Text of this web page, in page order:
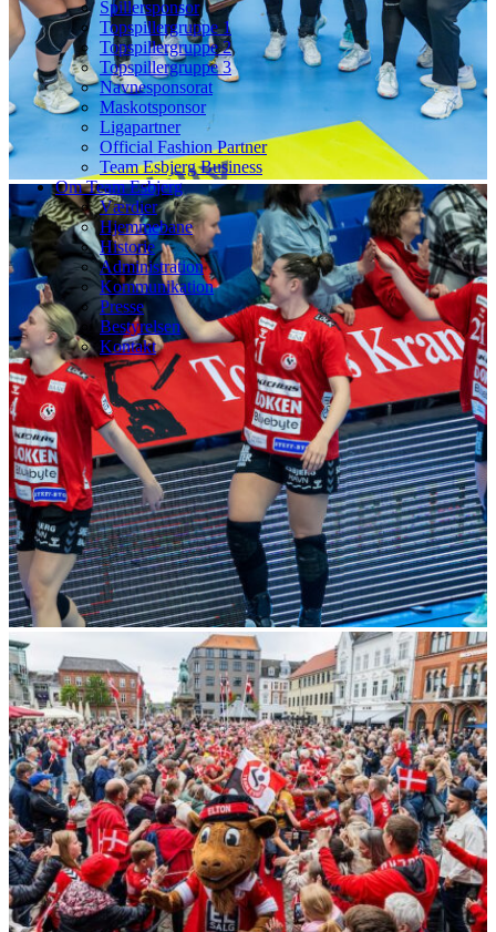
Spillersponsor
Topspillergruppe 1
Topspillergruppe 2
Topspillergruppe 3
Navnesponsorat
Maskotsponsor
Ligapartner
Official Fashion Partner
Team Esbjerg Business
Om Team Esbjerg
Værdier
Hjemmebane
Historie
Administration
Kommunikation
Presse
Bestyrelsen
Kontakt